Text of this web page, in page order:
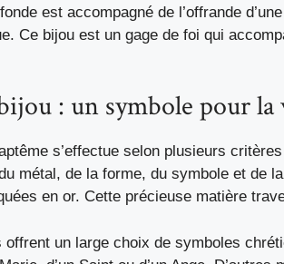
est accompagné de l’offrande
Ce bijou est un gage de foi qui
: un symbole pour la
s’effectue selon plusieurs
métal, de la forme, du symbole et de
en or. Cette précieuse matière
offrent un large choix de symboles